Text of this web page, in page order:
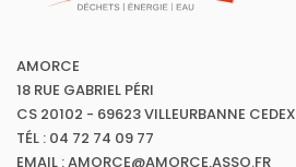
AMORCE
18 RUE GABRIEL PÉRI
CS 20102 - 69623 VILLEURBANNE CEDEX
TÉL : 04 72 74 09 77
EMAIL : AMORCE@AMORCE.ASSO.FR